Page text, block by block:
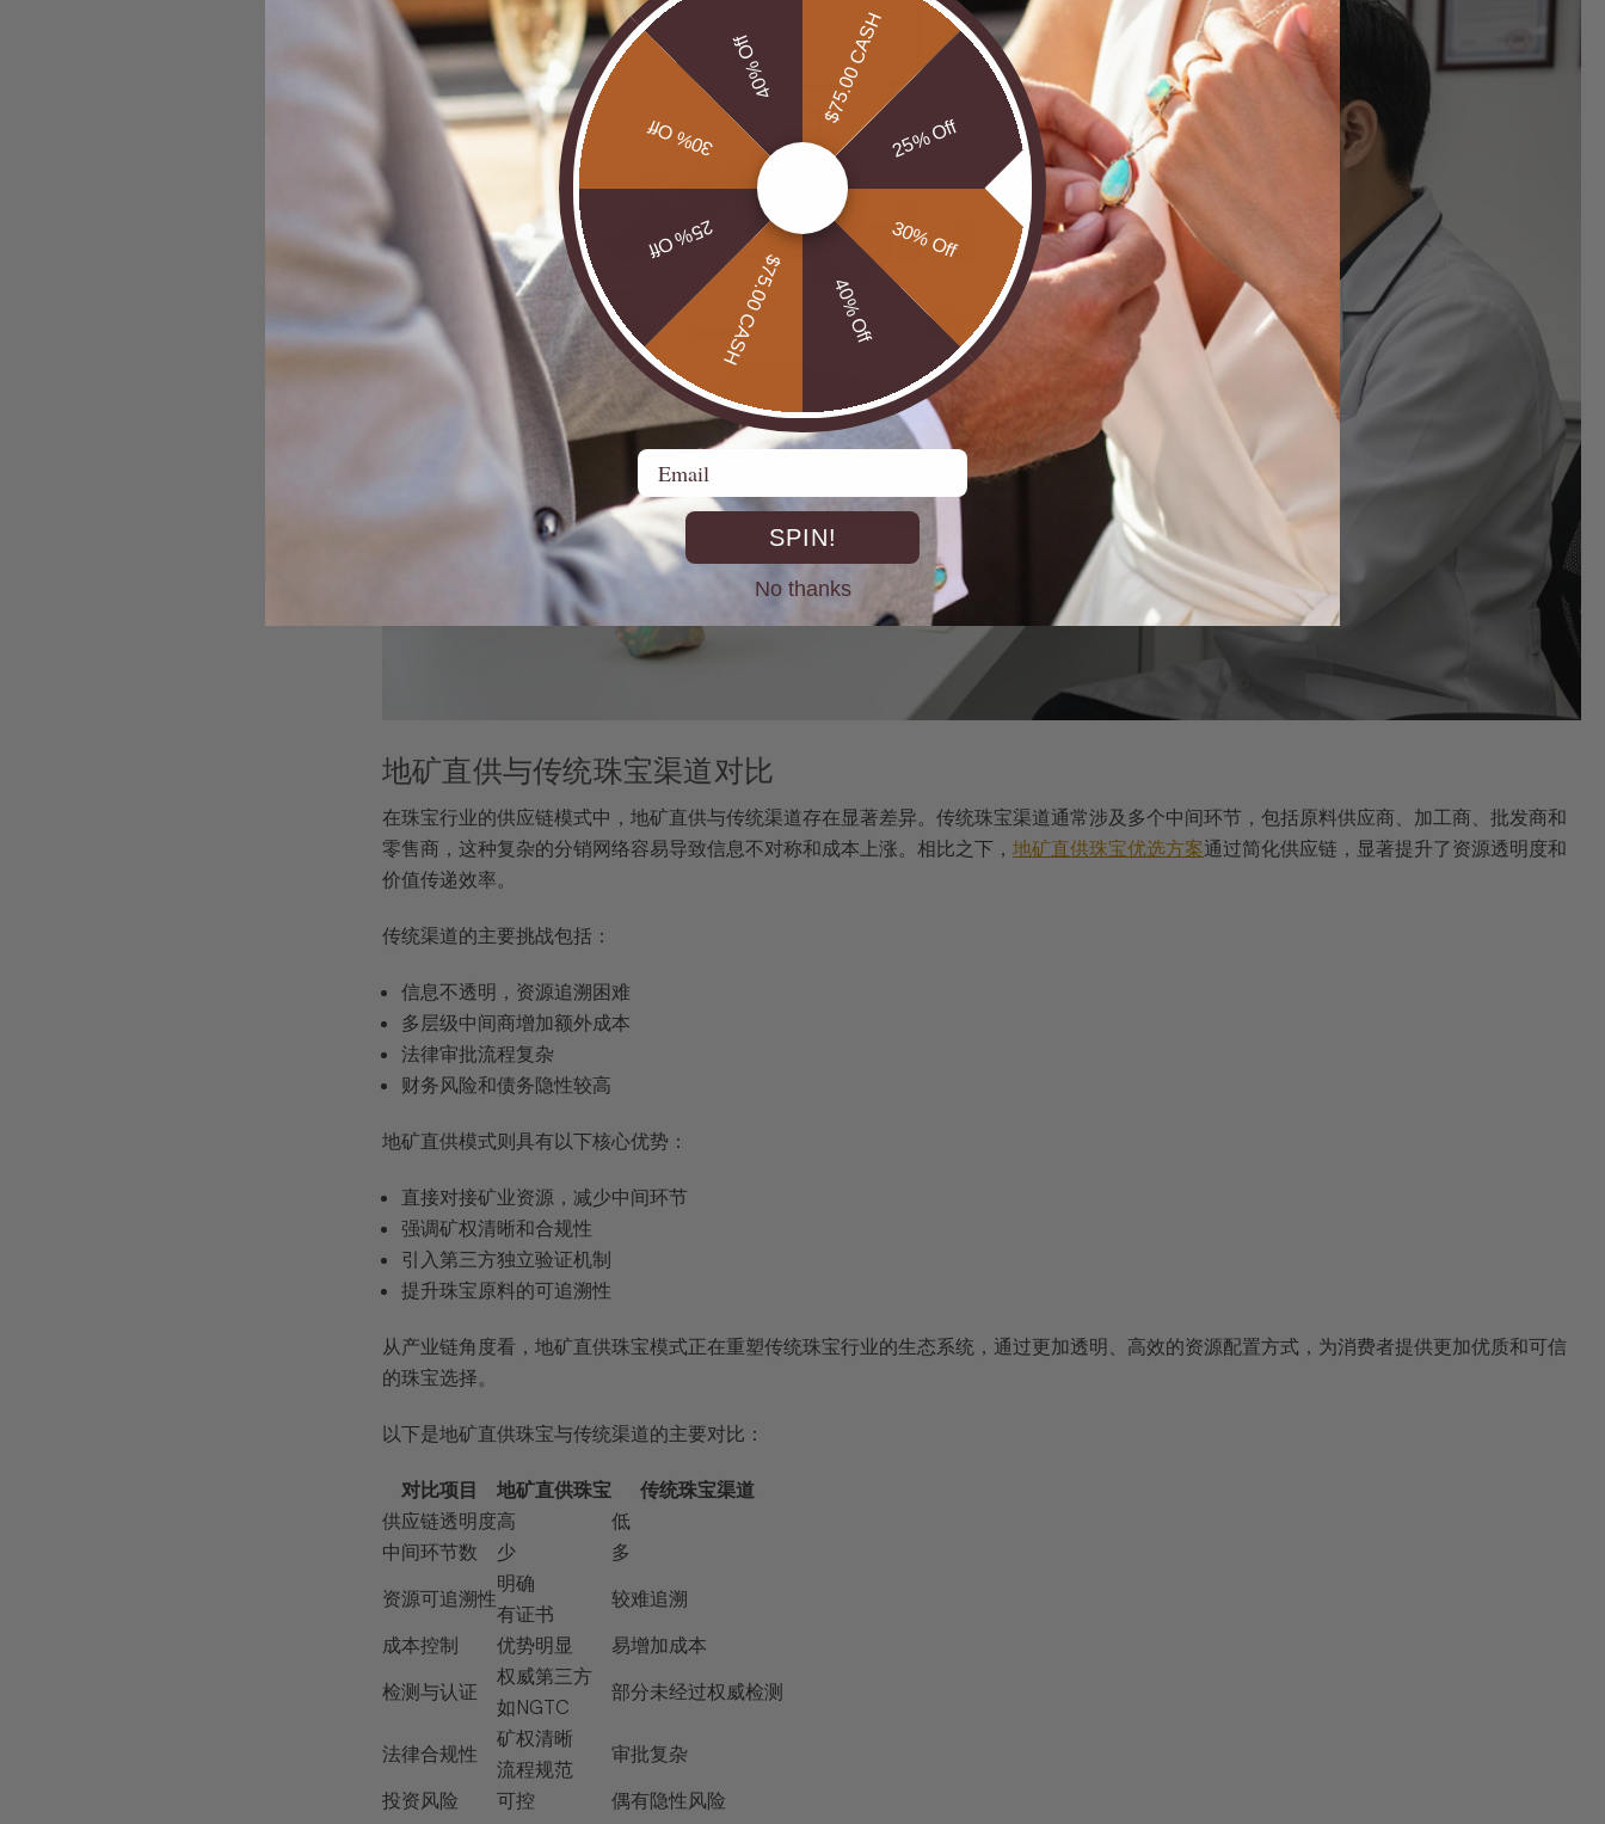
地矿直供与传统珠宝渠道对比
在珠宝行业的供应链模式中，地矿直供与传统渠道存在显著差异。传统珠宝渠道通常涉及多个中间环节，包括原料供应商、加工商、批发商和
零售商，这种复杂的分销网络容易导致信息不对称和成本上涨。相比之下， 地矿直供珠宝优选方案通过简化供应链，显著提升了资源透明度和
价值传递效率。
传统渠道的主要挑战包括：
信息不透明，资源追溯困难
多层级中间商增加额外成本
法律审批流程复杂
财务风险和债务隐性较高
地矿直供模式则具有以下核心优势：
直接对接矿业资源，减少中间环节
强调矿权清晰和合规性
引入第三方独立验证机制
提升珠宝原料的可追溯性
从产业链角度看，地矿直供珠宝模式正在重塑传统珠宝行业的生态系统，通过更加透明、高效的资源配置方式，为消费者提供更加优质和可信
的珠宝选择。
以下是地矿直供珠宝与传统渠道的主要对比：
对比项目 地矿直供珠宝
传统珠宝渠道
供应链透明度高
低
中间环节数
少
多
资源可追溯性
明确
有证书
较难追溯
成本控制
优势明显
易增加成本
检测与认证
权威第三方
如NGTC
部分未经过权威检测
法律合规性
矿权清晰
流程规范
审批复杂
投资风险
可控 偶有隐性风险
$75.00 CASH
25% Off
30% Off
40% Off
$75.00 CASH
25% Off
30% Off
40% Off
Email
SPIN!
No thanks